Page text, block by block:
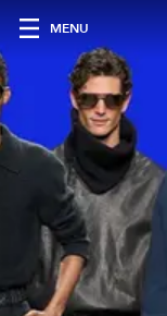
MENU